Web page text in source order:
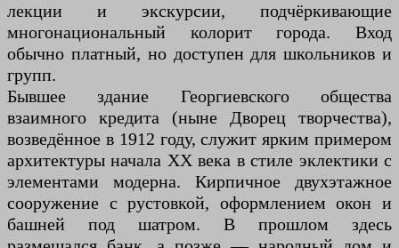
лекции и экскурсии, подчёркивающие
многонациональный колорит города. Вход
обычно платный, но доступен для школьников и
групп.
Бывшее здание Георгиевского общества
взаимного кредита (ныне Дворец творчества),
возведённое в 1912 году, служит ярким примером
архитектуры начала XX века в стиле эклектики с
элементами модерна. Кирпичное двухэтажное
сооружение с рустовкой, оформлением окон и
башней под шатром. В прошлом здесь